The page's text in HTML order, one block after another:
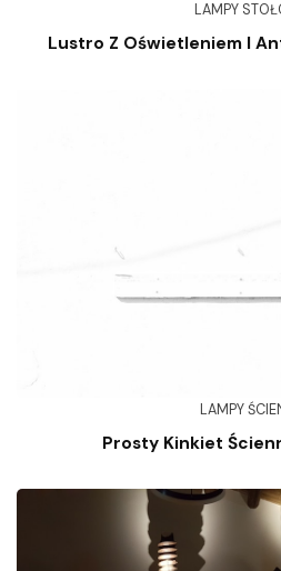
LAMPY
Lustro Z Oświetleniem I
LAMPY
Prosty Kinkiet